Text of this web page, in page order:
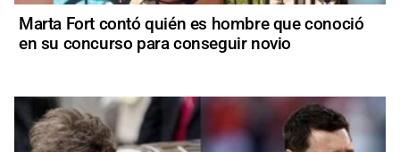
Marta Fort contó quién es hombre que conoció
en su concurso para conseguir novio